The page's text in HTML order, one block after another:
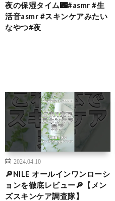
夜の保湿タイム🌃#asmr #生
活音asmr #スキンケアみたい
なやつ#夜
2024.04.10
🔎NILE オールインワンローシ
ョンを徹底レビュー🔎【メン
ズスキンケア調査隊】